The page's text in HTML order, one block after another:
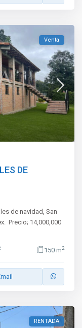
Venta
DE
de navidad, San
Precio; 14,000,000
150 m2
RENTADA